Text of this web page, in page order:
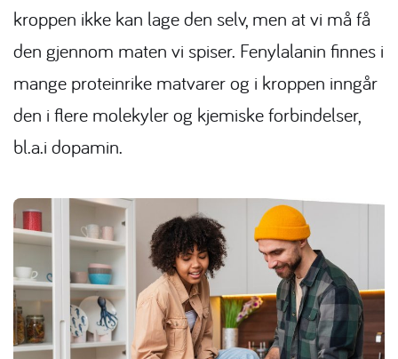
kroppen ikke kan lage den selv, men at vi må få
den gjennom maten vi spiser. Fenylalanin finnes i
mange proteinrike matvarer og i kroppen inngår
den i flere molekyler og kjemiske forbindelser,
bl.a.i dopamin.